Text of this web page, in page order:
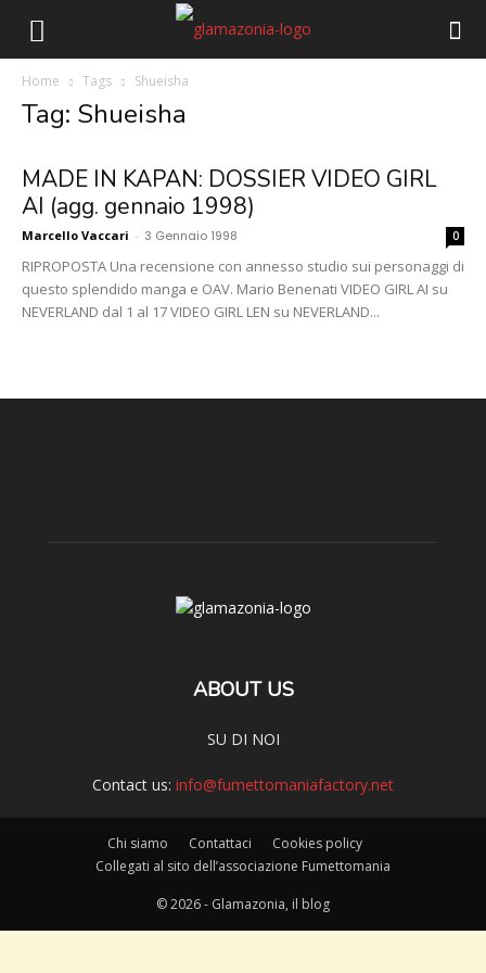
Home Tags Shueisha
Tag: Shueisha
MADE IN KAPAN: DOSSIER VIDEO GIRL
AI (agg. gennaio 1998)
Marcello Vaccari - 3 Gennaio 1998 0
RIPROPOSTA Una recensione con annesso studio sui personaggi di
questo splendido manga e OAV. Mario Benenati VIDEO GIRL AI su
NEVERLAND dal 1 al 17 VIDEO GIRL LEN su NEVERLAND...
ABOUT US
SU DI NOI
Contact us: info@fumettomaniafactory.net
Chi siamo Contattaci
Cookies policy
Collegati al sito dell’associazione Fumettomania
© 2026 - Glamazonia, il blog